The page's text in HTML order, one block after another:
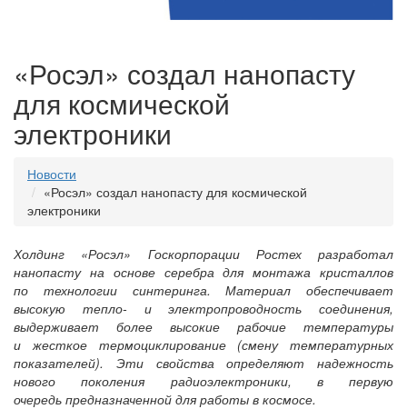
«Росэл» создал нанопасту
для космической
электроники
Новости
«Росэл» создал нанопасту для космической
электроники
Холдинг «Росэл» Госкорпорации Ростех разработал
нанопасту на основе серебра для монтажа кристаллов
по технологии синтеринга. Материал обеспечивает
высокую тепло- и электропроводность соединения,
выдерживает более высокие рабочие температуры
и жесткое термоциклирование (смену температурных
показателей). Эти свойства определяют надежность
нового поколения радиоэлектроники, в первую
очередь предназначенной для работы в космосе.